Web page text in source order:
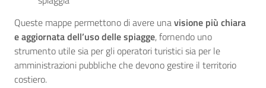
Queste mappe permettono di avere unavisione più chiara
e aggiornata dell’uso delle spiagge, fornendo uno
strumento utile sia per gli operatori turistici sia per le
amministrazioni pubbliche che devono gestire il territorio
costiero.